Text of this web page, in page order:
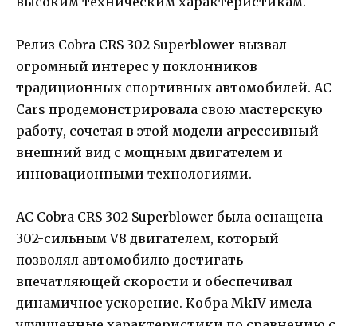
Релиз Cobra CRS 302 Superblower вызвал
огромный интерес у поклонников
традиционных спортивных автомобилей. AC
Cars продемонстрировала свою мастерскую
работу, сочетая в этой модели агрессивный
внешний вид с мощным двигателем и
инновационными технологиями.
AC Cobra CRS 302 Superblower была оснащена
302-сильным V8 двигателем, который
позволял автомобилю достигать
впечатляющей скорости и обеспечивал
динамичное ускорение. Кобра MkIV имела